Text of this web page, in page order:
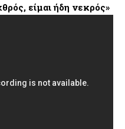
είμαι ήδη νεκρός»